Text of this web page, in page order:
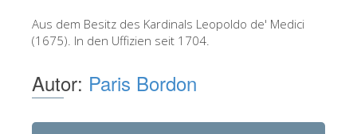
Virtuelle Tour
Die Kunstwerke
Die Säle
Aus dem Besitz des Kardinals Leopoldo de' Medici
(1675). In den Uffizien seit 1704.
Autor: Paris Bordon